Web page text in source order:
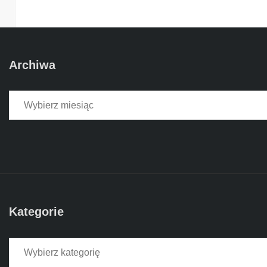
Archiwa
Kategorie
Kategorie